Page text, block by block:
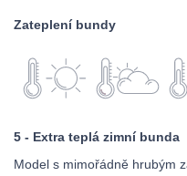
Zateplení bundy
5 - Extra teplá zimní bunda
Model s mimořádně hrubým